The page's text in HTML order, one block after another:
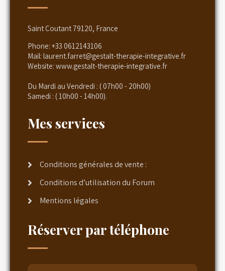
Saint Coutant 79120, France
Phone: +33 0612143106
Mail: laurent.farret@gestalt-therapie-integrative.fr
Website: www.gestalt-therapie-integrative.fr
Du Mardi au Vendredi : ( 07h00 - 20h00)
Samedi : ( 10h00 - 14h00).
Mes services
Conditions générales de vente :
Conditions d’utilisation du Forum
Mentions légales
Réserver par téléphone